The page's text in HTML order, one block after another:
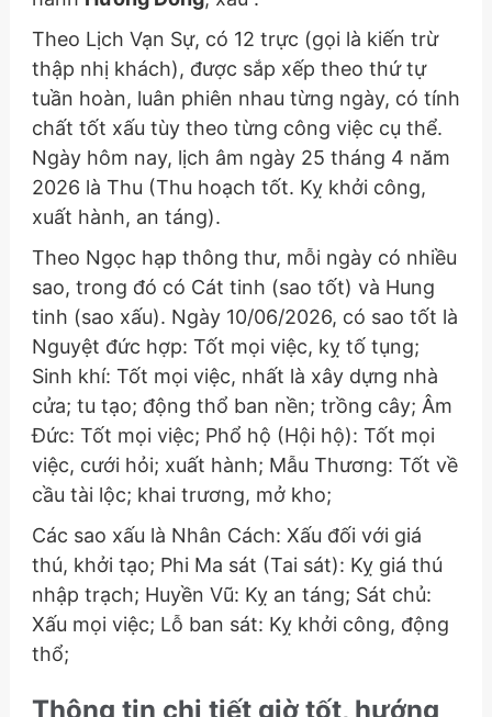
Theo Lịch Vạn Sự, có 12 trực (gọi là kiến trừ
thập nhị khách), được sắp xếp theo thứ tự
tuần hoàn, luân phiên nhau từng ngày, có tính
chất tốt xấu tùy theo từng công việc cụ thể.
Ngày hôm nay, lịch âm ngày 25 tháng 4 năm
2026 là Thu (Thu hoạch tốt. Kỵ khởi công,
xuất hành, an táng).
Theo Ngọc hạp thông thư, mỗi ngày có nhiều
sao, trong đó có Cát tinh (sao tốt) và Hung
tinh (sao xấu). Ngày 10/06/2026, có sao tốt là
Nguyệt đức hợp: Tốt mọi việc, kỵ tố tụng;
Sinh khí: Tốt mọi việc, nhất là xây dựng nhà
cửa; tu tạo; động thổ ban nền; trồng cây; Âm
Đức: Tốt mọi việc; Phổ hộ (Hội hộ): Tốt mọi
việc, cưới hỏi; xuất hành; Mẫu Thương: Tốt về
cầu tài lộc; khai trương, mở kho;
Các sao xấu là Nhân Cách: Xấu đối với giá
thú, khởi tạo; Phi Ma sát (Tai sát): Kỵ giá thú
nhập trạch; Huyền Vũ: Kỵ an táng; Sát chủ:
Xấu mọi việc; Lỗ ban sát: Kỵ khởi công, động
thổ;
Thông tin chi tiết giờ tốt, hướng